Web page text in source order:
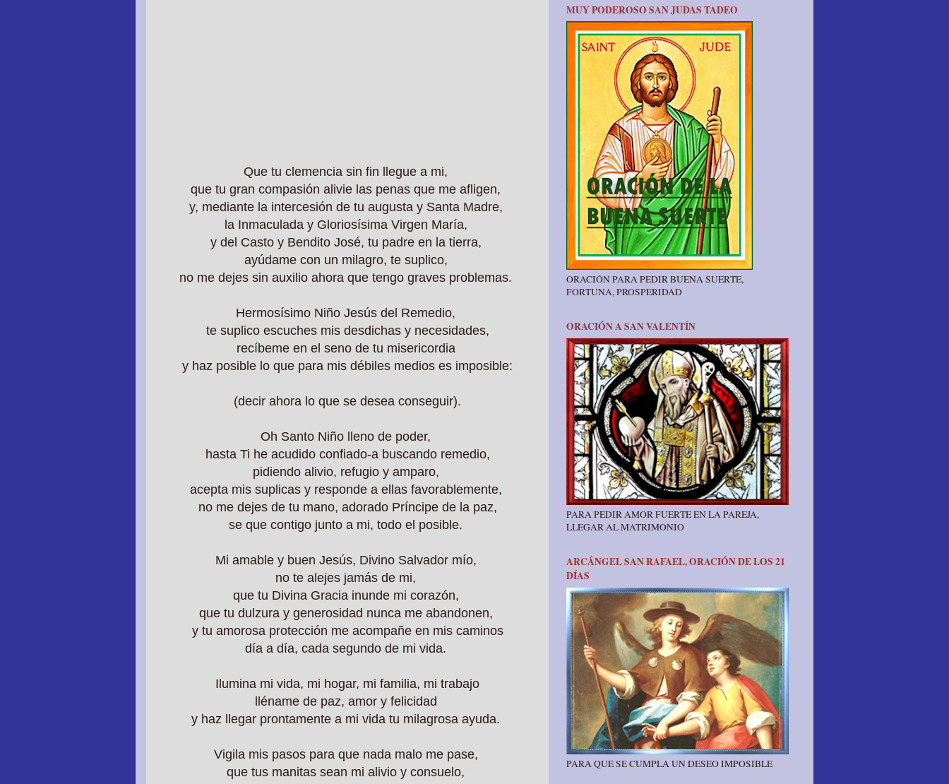
Que tu clemencia sin fin llegue a mi,
que tu gran compasión alivie las penas que me afligen,
y, mediante la intercesión de tu augusta y Santa Madre,
la Inmaculada y Gloriosísima Virgen María,
y del Casto y Bendito José, tu padre en la tierra,
ayúdame con un milagro, te suplico,
no me dejes sin auxilio ahora que tengo graves problemas.
Hermosísimo Niño Jesús del Remedio,
te suplico escuches mis desdichas y necesidades,
recíbeme en el seno de tu misericordia
y haz posible lo que para mis débiles medios es imposible:
(decir ahora lo que se desea conseguir).
Oh Santo Niño lleno de poder,
hasta Ti he acudido confiado-a buscando remedio,
pidiendo alivio, refugio y amparo,
acepta mis suplicas y responde a ellas favorablemente,
no me dejes de tu mano, adorado Príncipe de la paz,
se que contigo junto a mi, todo el posible.
Mi amable y buen Jesús, Divino Salvador mío,
no te alejes jamás de mi,
que tu Divina Gracia inunde mi corazón,
que tu dulzura y generosidad nunca me abandonen,
y tu amorosa protección me acompañe en mis caminos
día a día, cada segundo de mi vida.
Ilumina mi vida, mi hogar, mi familia, mi trabajo
lléname de paz, amor y felicidad
y haz llegar prontamente a mi vida tu milagrosa ayuda.
Vigila mis pasos para que nada malo me pase,
que tus manitas sean mi alivio y consuelo,
MUY PODEROSO SAN JUDAS TADEO
ORACIÓN PARA PEDIR BUENA SUERTE,
FORTUNA, PROSPERIDAD
ORACIÓN A SAN VALENTÍN
PARA PEDIR AMOR FUERTE EN LA PAREJA,
LLEGAR AL MATRIMONIO
ARCÁNGEL SAN RAFAEL, ORACIÓN DE LOS 21
DÍAS
PARA QUE SE CUMPLA UN DESEO IMPOSIBLE